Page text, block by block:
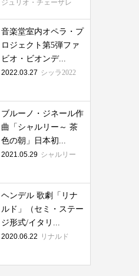
ジュリオ・チェーザレ
音楽堂室内オペラ・プ
ロジェクト第5弾ファ
ビオ・ビオンデ...
2022.03.27 シッラ2022
ブルーノ・ジネール作
曲「シャルリー～ 茶
色の朝」日本初...
2021.05.29 シャルリー
ヘンデル 歌劇「リナ
ルド」（セミ・ステー
ジ形式/イタリ...
2020.06.22 リナルド